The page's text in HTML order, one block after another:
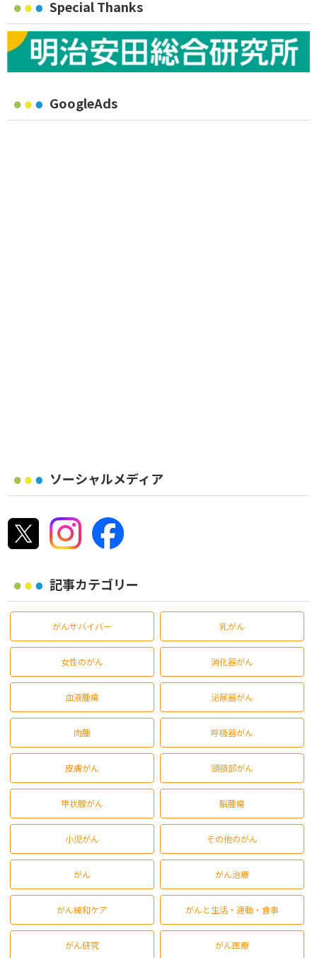
Special Thanks
GoogleAds
ソーシャルメディア
記事カテゴリー
がんサバイバー 乳がん
女性のがん 消化器がん
血液腫瘍 泌尿器がん
肉腫 呼吸器がん
皮膚がん 頭頸部がん
甲状腺がん 脳腫瘍
小児がん その他のがん
がん がん治療
がん緩和ケア がんと生活・運動・食事
がん研究 がん医療